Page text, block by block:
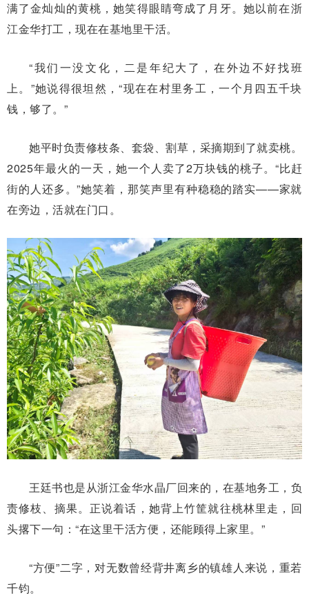
满了金灿灿的黄桃，她笑得眼睛弯成了月牙。她以前在浙
江金华打工，现在在基地里干活。
“我们一没文化，二是年纪大了，在外边不好找班
上。”她说得很坦然，“现在在村里务工，一个月四五千块
钱，够了。”
她平时负责修枝条、套袋、割草，采摘期到了就卖桃。
2025年最火的一天，她一个人卖了2万块钱的桃子。“比赶
街的人还多。”她笑着，那笑声里有种稳稳的踏实——家就
在旁边，活就在门口。
王廷书也是从浙江金华水晶厂回来的，在基地务工，负
责修枝、摘果。正说着话，她背上竹筐就往桃林里走，回
头撂下一句：“在这里干活方便，还能顾得上家里。”
“方便”二字，对无数曾经背井离乡的镇雄人来说，重若
千钧。